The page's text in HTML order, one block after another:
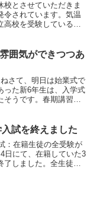
校とさせていただきま
令されています。気温
高校を受験している受
授業は、来週以降の日
いただき...
囲気ができつつあ
さて、明日は始業式で
った新6年生は、入学式
そうです。春期講習会
自習席は指定席では
の...
試を終えました
：在籍生徒の全受験が
日にて、在籍していた3
しました。全生徒出